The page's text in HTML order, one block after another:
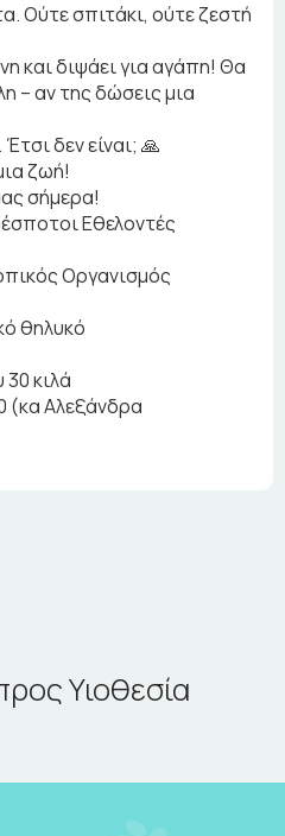
Ούτε σπιτάκι, ούτε ζεστή
και διψάει για αγάπη! Θα
– αν της δώσεις μια
δεν είναι; 🙏
ζωή!
σήμερα!
Εθελοντές
Οργανισμός
θηλυκό
κιλά
(κα Αλεξάνδρα
Υιοθεσία